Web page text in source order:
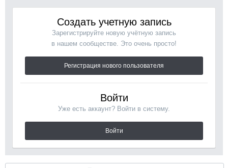
Создать учетную запись
Зарегистрируйте новую учётную запись
в нашем сообществе. Это очень просто!
Регистрация нового пользователя
Войти
Уже есть аккаунт? Войти в систему.
Войти